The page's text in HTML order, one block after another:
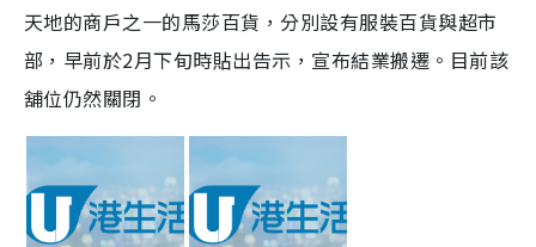
天地的商戶之一的馬莎百貨，分別設有服裝百貨與超市
部，早前於2月下旬時貼出告示，宣布結業搬遷。目前該
舖位仍然關閉。